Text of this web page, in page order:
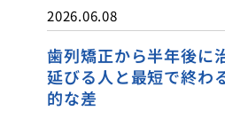
2026.06.08
歯列矯正から半年後に
延びる人と最短で終わ
的な差